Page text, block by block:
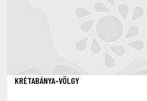
KRÉTABÁNYA-VÖLGY